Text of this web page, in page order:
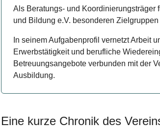
Als Beratungs- und Koordinierungsträger
und Bildung e.V. besonderen
In seinem Aufgabenprofil vernetzt Arbeit
Erwerbstätigkeit und berufliche
Betreuungsangebote verbunden mit der
Ausbildung.
Eine kurze Chronik des